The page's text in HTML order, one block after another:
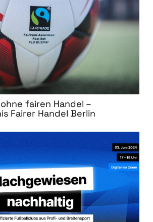
fairen Handel –
Fairer Handel Berlin